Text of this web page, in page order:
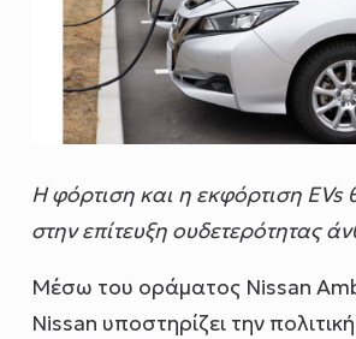
Η φόρτιση και η εκφόρτιση EVs
στην επίτευξη ουδετερότητας
Μέσω του οράματος Nissan
Nissan υποστηρίζει την